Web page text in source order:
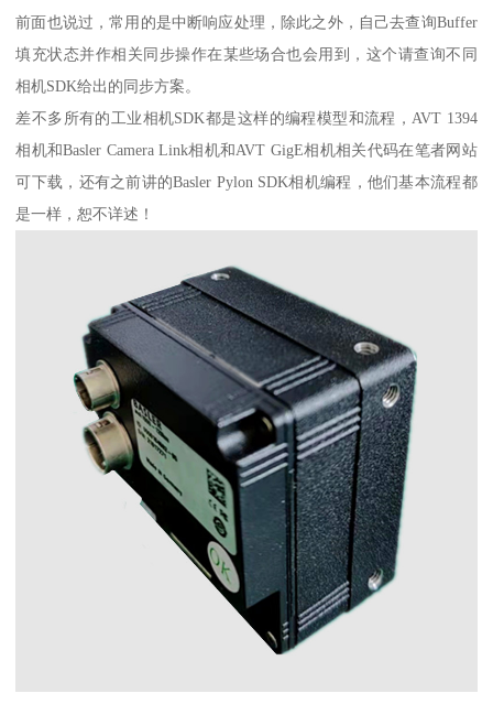
前面也说过，常用的是中断响应处理，除此之外，自己去查询Buffer
填充状态并作相关同步操作在某些场合也会用到，这个请查询不同
相机SDK给出的同步方案。
差不多所有的工业相机SDK都是这样的编程模型和流程，AVT 1394
相机和Basler Camera Link相机和AVT GigE相机相关代码在笔者网站
可下载，还有之前讲的Basler Pylon SDK相机编程，他们基本流程都
是一样，恕不详述！